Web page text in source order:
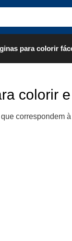
para colorir
colorir
correspondem